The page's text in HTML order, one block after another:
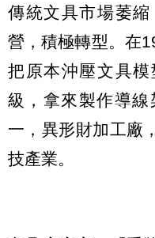
傳統文具市場萎
營，積極轉型。在
把原本沖壓文具
級，拿來製作導
一，異形財加工廠
技產業。